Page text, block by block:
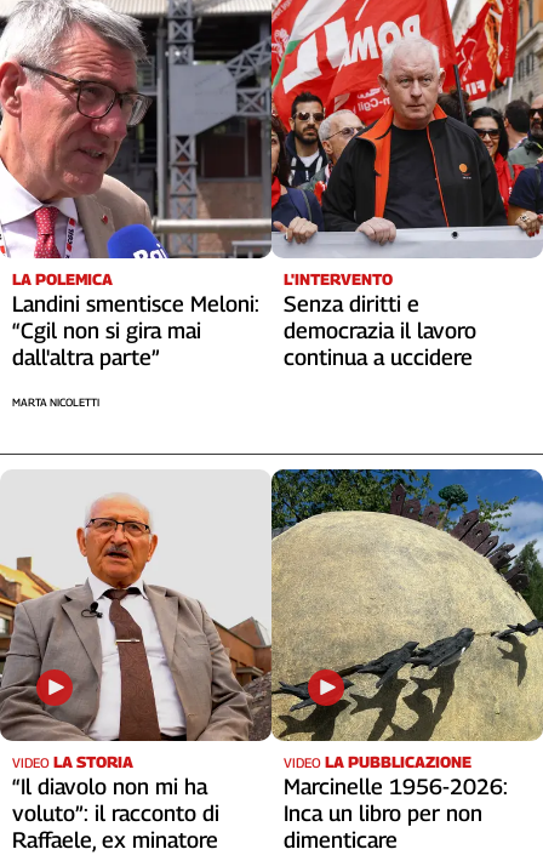
Romagna
Friuli
Venezia
Giulia
Lazio
Liguria
Lombardia
Marche
Piemonte
Puglia
Sardegna
Sicilia
Archivio
Storico
1955-
2014
Cerca
Contatti
LA POLEMICA
Landini smentisce Meloni:
“Cgil non si gira mai
dall'altra parte”
MARTA NICOLETTI
L'INTERVENTO
Senza diritti e
democrazia il lavoro
continua a uccidere
VIDEO LA STORIA
“Il diavolo non mi ha
voluto”: il racconto di
Raffaele, ex minatore
VIDEO LA PUBBLICAZIONE
Marcinelle 1956-2026:
Inca un libro per non
dimenticare